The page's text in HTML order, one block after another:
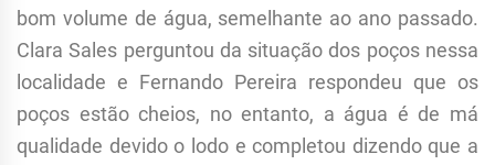
bom volume de água, semelhante ao ano passado.
Clara Sales perguntou da situação dos poços nessa
localidade e Fernando Pereira respondeu que os
poços estão cheios, no entanto, a água é de má
qualidade devido o lodo e completou dizendo que a